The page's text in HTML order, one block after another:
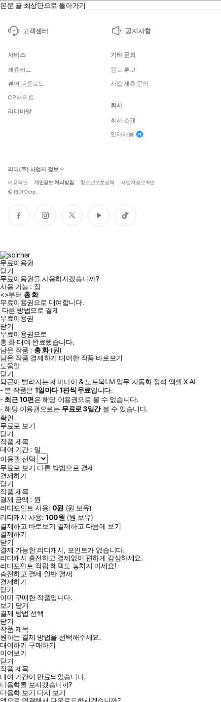
본문 끝 최상단으로 돌아가기
고객센터 공지사항
서비스
제휴카드
뷰어 다운로드
CP사이트
리디바탕
기타 문의
원고 투고
사업 제휴 문의
회사
회사 소개
인재채용
리디(주) 사업자 정보
이용약관 개인정보 처리방침 청소년보호정책 사업자정보확인
© RIDI Corp.
페
이
인
스
트
위
유
튜
틱
톡
무료이용권
닫기
무료이용권을 사용하시겠습니까?
사용 가능 : 장
<>부터 총화
무료이용권으로 대여합니다.
다른 방법으로 결제
무료이용권
닫기
무료이용권으로
총 화대여 완료했습니다.
남은 작품 : 총화(원)
남은 작품 결제하기 대여한 작품 바로보기
도움말
닫기
퇴근이 빨라지는 제미나이 & 노트북LM 업무 자동화 정석 엑셀 X AI
- 본 작품은 1일마다1편씩 무료입니다.
- 최근10편은 해당 이용권으로 볼 수 없습니다.
- 해당 이용권으로는 무료로3일간볼 수 있습니다.
확인
무료로 보기
닫기
작품 제목
대여 기간 : 일
이용권 선택
무료로 보기 다른 방법으로 결제
결제하기
닫기
작품 제목
결제 금액 : 원
리디포인트 사용: 0원 (원 보유)
리디캐시 사용:100원 (원 보유)
결제하고 바로보기 결제하고 다음에 보기
결제하기
닫기
결제 가능한 리디캐시, 포인트가 없습니다.
리디캐시 충전하고 결제없이 편하게 감상하세요.
리디포인트 적립 혜택도 놓치지 마세요!
충전하고 결제 일반 결제
결제하기
닫기
이미 구매한 작품입니다.
보기 닫기
결제 방법 선택
닫기
작품 제목
원하는 결제 방법을 선택해주세요.
대여하기 구매하기
이어보기
닫기
작품 제목
대여 기간이 만료되었습니다.
다음화를 보시겠습니까?
다음화 보기 다시 보기
앱으로 연결해서 다운로드하시겠습니까?